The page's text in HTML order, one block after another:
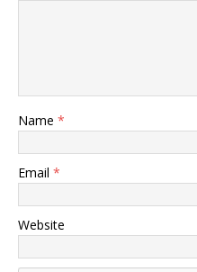
Name *
Email *
Website